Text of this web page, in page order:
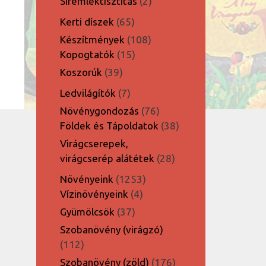
Kerti díszek 6565
termék
Készítmények 108108
Kopogtatók 1515
Koszorúk 3939
termék
Ledvilágítók 77
termék
Növénygondozás 7676
termék
Földek és Tápoldatok 3838
Virágcserepek,
virágcserép alátétek 2828
Növényeink 12531253
termék
Vízinövényeink 44
Gyümölcsök 3737
termék
Szobanövény (virágzó)
112112
termék
Szobanövény (zöld) 176176